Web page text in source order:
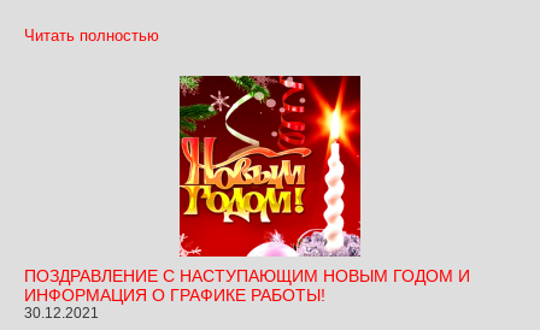
Читать полностью
ПОЗДРАВЛЕНИЕ С НАСТУПАЮЩИМ НОВЫМ ГОДОМ И
ИНФОРМАЦИЯ О ГРАФИКЕ РАБОТЫ!
30.12.2021